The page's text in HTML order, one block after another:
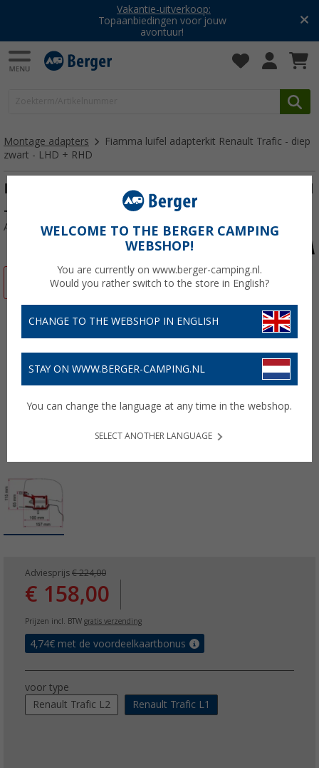
Vakantie-uitverkoop:
Topaanbiedingen voor jouw
avontuur!
Montage adapters
Fiamma luifel adapterkit Renault Trafic - diep
zwart - LHD + RHD
Fiamma luifel adapterkit Renault Trafic L1
- diep zwart - LHD + RHD
Artikelnr: 725508
-29%
Adviesprijs € 224,00
€ 158,00
Prijzen incl. BTW gratis verzending
4,74€ met de voordeelkaartbonus
voor type
Renault Trafic L2
Renault Trafic L1
WELCOME TO THE BERGER CAMPING
WEBSHOP!
You are currently on www.berger-camping.nl.
Would you rather switch to the store in English?
CHANGE TO THE WEBSHOP IN ENGLISH
STAY ON WWW.BERGER-CAMPING.NL
You can change the language at any time in the webshop.
SELECT ANOTHER LANGUAGE